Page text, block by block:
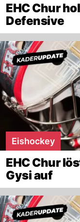
EHC Chur
Defensive
Eishockey
EHC Chur
Gysi auf